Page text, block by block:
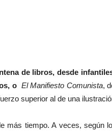
de libros, desde
o El Manifiesto Comunista,
superior al de una
más tiempo. A veces, según